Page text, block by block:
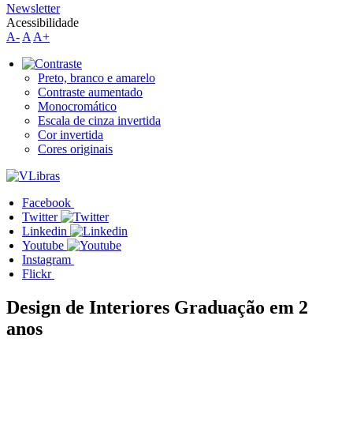
Newsletter
Acessibilidade
A- A A+
Preto, branco e amarelo
Contraste aumentado
Monocromático
Escala de cinza invertida
Cor invertida
Cores originais
Facebook
Twitter
Linkedin
Youtube
Instagram
Flickr
Design de Interiores Graduação em 2
anos